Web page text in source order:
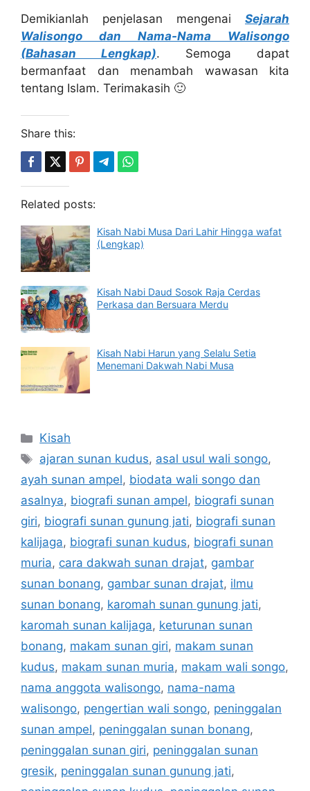
Demikianlah penjelasan mengenai Sejarah
Walisongo dan Nama-Nama Walisongo
(Bahasan Lengkap). Semoga dapat
bermanfaat dan menambah wawasan kita
tentang Islam. Terimakasih 🙂
Share this:
Related posts:
Kisah Nabi Musa Dari Lahir Hingga wafat
(Lengkap)
Kisah Nabi Daud Sosok Raja Cerdas
Perkasa dan Bersuara Merdu
Kisah Nabi Harun yang Selalu Setia
Menemani Dakwah Nabi Musa
Categories
Kisah
Tags
ajaran sunan kudus, asal usul wali songo,
ayah sunan ampel, biodata wali songo dan
asalnya, biografi sunan ampel, biografi sunan
giri, biografi sunan gunung jati, biografi sunan
kalijaga, biografi sunan kudus, biografi sunan
muria, cara dakwah sunan drajat, gambar
sunan bonang, gambar sunan drajat, ilmu
sunan bonang, karomah sunan gunung jati,
karomah sunan kalijaga, keturunan sunan
bonang, makam sunan giri, makam sunan
kudus, makam sunan muria, makam wali songo,
nama anggota walisongo, nama-nama
walisongo, pengertian wali songo, peninggalan
sunan ampel, peninggalan sunan bonang,
peninggalan sunan giri, peninggalan sunan
gresik, peninggalan sunan gunung jati,